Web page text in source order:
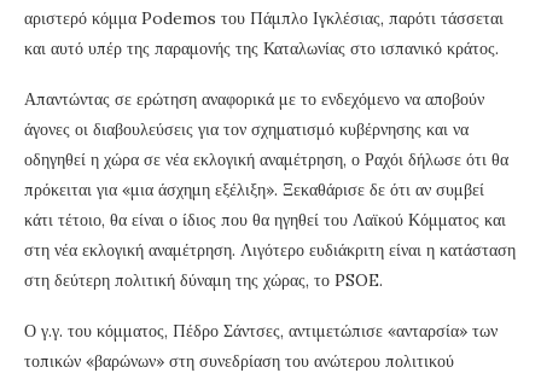
αριστερό κόμμα Podemos του Πάμπλο Ιγκλέσιας, παρότι τάσσεται
και αυτό υπέρ της παραμονής της Καταλωνίας στο ισπανικό κράτος.
Απαντώντας σε ερώτηση αναφορικά με το ενδεχόμενο να αποβούν
άγονες οι διαβουλεύσεις για τον σχηματισμό κυβέρνησης και να
οδηγηθεί η χώρα σε νέα εκλογική αναμέτρηση, ο Ραχόι δήλωσε ότι θα
πρόκειται για «μια άσχημη εξέλιξη». Ξεκαθάρισε δε ότι αν συμβεί
κάτι τέτοιο, θα είναι ο ίδιος που θα ηγηθεί του Λαϊκού Κόμματος και
στη νέα εκλογική αναμέτρηση. Λιγότερο ευδιάκριτη είναι η κατάσταση
στη δεύτερη πολιτική δύναμη της χώρας, το PSOE.
Ο γ.γ. του κόμματος, Πέδρο Σάντσες, αντιμετώπισε «ανταρσία» των
τοπικών «βαρώνων» στη συνεδρίαση του ανώτερου πολιτικού